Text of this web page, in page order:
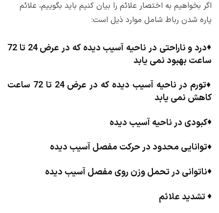
اگر بخواهیم به اختصار علائم را بیان کنیم باید بگوییم، علائم
پاره شدن رباط شامل موارد ذیل است:
♦
درد و ناراحتی در ناحیه آسیب دیده که در عرض 24 تا 72
ساعت بهبود نمی یابد
♦
تورم در ناحیه آسیب دیده که در عرض 24 تا 72 ساعت
کاهش نمی یابد
♦کبودی در ناحیه آسیب دیده
♦توانایی محدود در حرکت مفصل آسیب دیده
♦ناتوانی در تحمل وزن روی مفصل آسیب دیده
♦تشدید علائم